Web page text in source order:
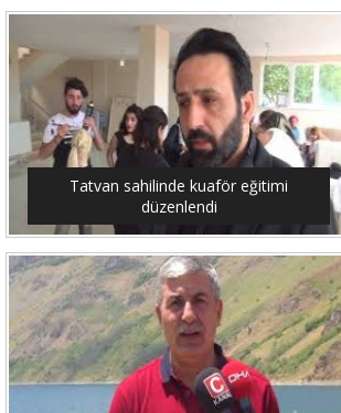
Tatvan sahilinde kuaför eğitimi
düzenlendi